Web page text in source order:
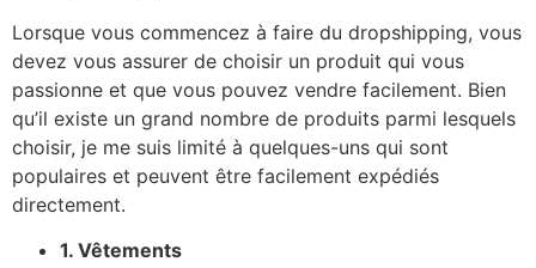
Lorsque vous commencez à faire du dropshipping, vous
devez vous assurer de choisir un produit qui vous
passionne et que vous pouvez vendre facilement. Bien
qu’il existe un grand nombre de produits parmi lesquels
choisir, je me suis limité à quelques-uns qui sont
populaires et peuvent être facilement expédiés
directement.
1. Vêtements